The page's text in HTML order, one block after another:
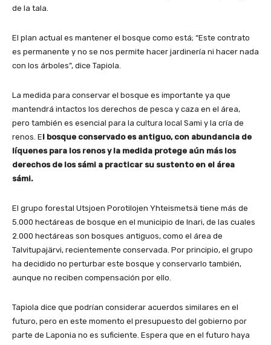
de la tala.
El plan actual es mantener el bosque como está; “Este contrato
es permanente y no se nos permite hacer jardinería ni hacer nada
con los árboles”, dice Tapiola.
La medida para conservar el bosque es importante ya que
mantendrá intactos los derechos de pesca y caza en el área,
pero también es esencial para la cultura local Sami y la cría de
renos. El bosque conservado es antiguo, con abundancia de
líquenes para los renos y la medida protege aún más los
derechos de los sámi a practicar su sustento en el área
sámi.
El grupo forestal Utsjoen Porotilojen Yhteismetsä tiene más de
5.000 hectáreas de bosque en el municipio de Inari, de las cuales
2.000 hectáreas son bosques antiguos, como el área de
Talvitupajärvi, recientemente conservada. Por principio, el grupo
ha decidido no perturbar este bosque y conservarlo también,
aunque no reciben compensación por ello.
Tapiola dice que podrían considerar acuerdos similares en el
futuro, pero en este momento el presupuesto del gobierno por
parte de Laponia no es suficiente. Espera que en el futuro haya